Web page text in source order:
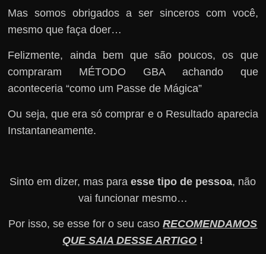
Mas somos obrigados a ser sinceros com você,
mesmo que faça doer…
Felizmente, ainda bem que são poucos, os que
compraram MÉTODO GBA achando que
aconteceria “como um Passe de Mágica”
Ou seja, que era só comprar e o Resultado aparecia
Instantaneamente.
Sinto em dizer, mas paraesse tipo de pessoa, não
vai funcionar mesmo…
Por isso, se esse for o seu casoRECOMENDAMOS
QUE SAIA DESSE ARTIGO !